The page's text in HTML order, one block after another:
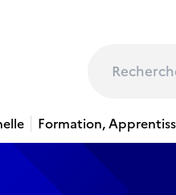
Formation,